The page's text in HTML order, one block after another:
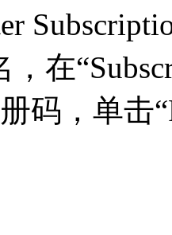
在
码，单击